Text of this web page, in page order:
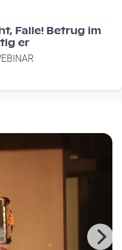
Falle! Betrug im
er